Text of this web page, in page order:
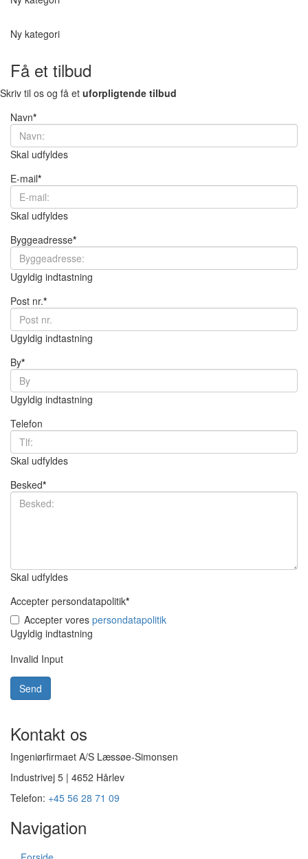
Ny kategori
Få et tilbud
Skriv til os og få et uforpligtende tilbud
Navn*
Skal udfyldes
E-mail*
Skal udfyldes
Byggeadresse*
Ugyldig indtastning
Post nr.*
Ugyldig indtastning
By*
Ugyldig indtastning
Telefon
Skal udfyldes
Besked*
Skal udfyldes
Accepter persondatapolitik*
Accepter vores persondatapolitik
Ugyldig indtastning
Invalid Input
Kontakt os
Ingeniørfirmaet A/S Læssøe-Simonsen
Industrivej 5 | 4652 Hårlev
Telefon: +45 56 28 71 09
Navigation